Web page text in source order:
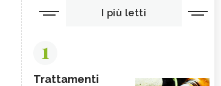
I più letti
1
Trattamenti